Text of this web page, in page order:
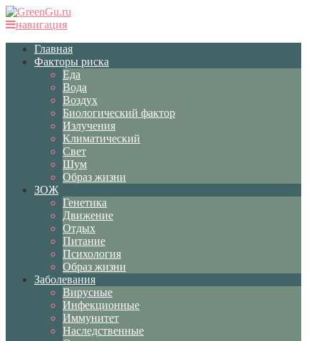
навигация
Главная
Факторы риска
Еда
Вода
Воздух
Биологический фактор
Излучения
Климатический
Свет
Шум
Образ жизни
ЗОЖ
Генетика
Движение
Отдых
Питание
Психология
Образ жизни
Заболевания
Вирусные
Инфекционные
Иммунитет
Наследственные